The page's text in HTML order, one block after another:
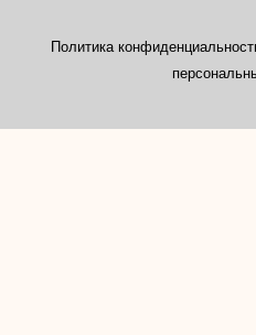
Политика